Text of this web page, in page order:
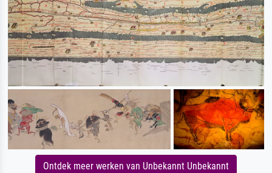
Ontdek meer werken van Unbekannt Unbekannt